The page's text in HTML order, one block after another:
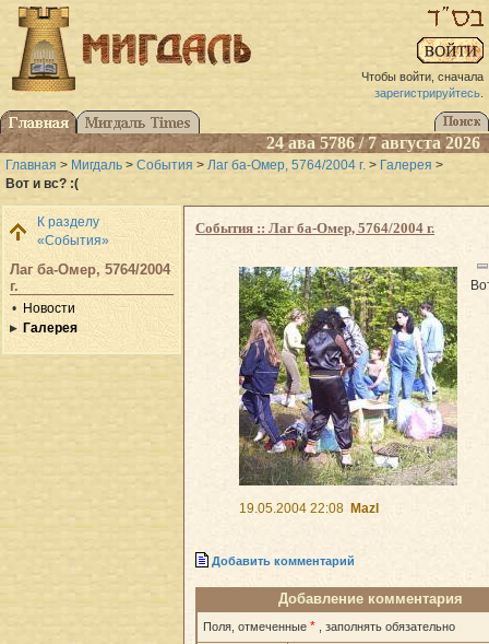
Чтобы войти, сначала
зарегистрируйтесь.
24 ава 5786 / 7 августа 2026
Главная > Мигдаль > События > Лаг ба-Омер, 5764/2004 г. > Галерея >
Вот и вс? :(
К разделу
«События»
Лаг ба-Омер, 5764/2004
г.
Новости
Галерея
События :: Лаг ба-Омер, 5764/2004 г.
19.05.2004 22:08 Mazl
Добавить комментарий
Добавление комментария
Поля, отмеченные * , заполнять обязательно